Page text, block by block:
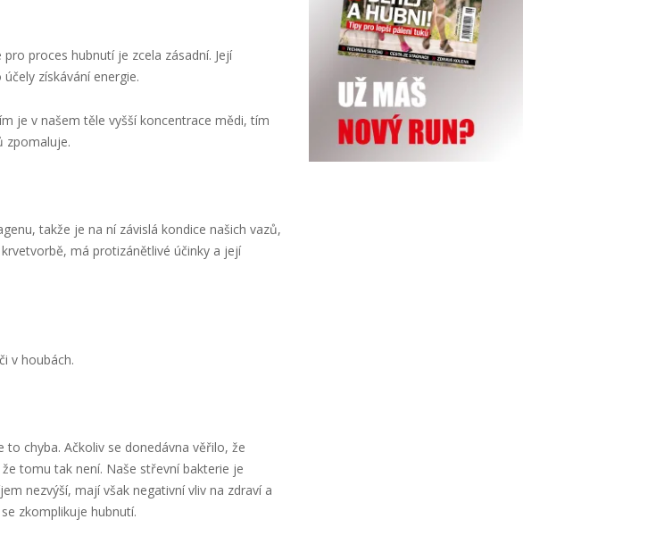
proces hubnutí je zcela zásadní. Její
získávání energie.
je v našem těle vyšší koncentrace mědi, tím
zpomaluje.
takže je na ní závislá kondice našich vazů,
má protizánětlivé účinky a její
v houbách.
chyba. Ačkoliv se donedávna věřilo, že
tomu tak není. Naše střevní bakterie je
nezvýší, mají však negativní vliv na zdraví a
zkomplikuje hubnutí.